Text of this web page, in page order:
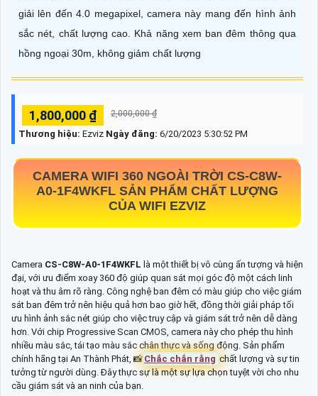
giải lên đến 4.0 megapixel, camera này mang đến hình ảnh
sắc nét, chất lượng cao. Khả năng xem ban đêm thông qua
hồng ngoại 30m, không giảm chất lượng
1,800,000 ₫ 2,000,000 ₫
Thương hiệu: Ezviz Ngày đăng: 6/20/2023 5:30:52 PM
CAMERA WIFI 360 NGOÀI TRỜI CS-C8W-
A0-1F4WKFL SẢN PHẨM CHẤT LƯỢNG
CỦA WIFI EZVIZ
Camera CS-C8W-A0-1F4WKFL là một thiết bị vô cùng ấn tượng và hiện
đại, với ưu điểm xoay 360 độ giúp quan sát mọi góc độ một cách linh
hoạt và thu âm rõ ràng. Công nghệ ban đêm có màu giúp cho việc giám
sát ban đêm trở nên hiệu quả hơn bao giờ hết, đồng thời giải pháp tối
ưu hình ảnh sắc nét giúp cho việc truy cập và giám sát trở nên dễ dàng
hơn. Với chip Progressive Scan CMOS, camera này cho phép thu hình
nhiều màu sắc, tái tạo màu sắc chân thực và sống động. Sản phẩm
chính hãng tại An Thành Phát, 📸 Chắc chắn rằng chất lượng và sự tin
tưởng từ người dùng. Đây thực sự là một sự lựa chọn tuyệt vời cho nhu
cầu giám sát và an ninh của bạn.